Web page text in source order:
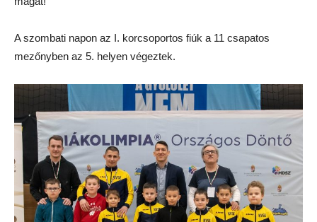
A szombati napon az I. korcsoportos fiúk a 11 csapatos
mezőnyben az 5. helyen végeztek.